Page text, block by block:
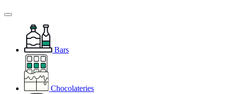
Bars
Chocolateries